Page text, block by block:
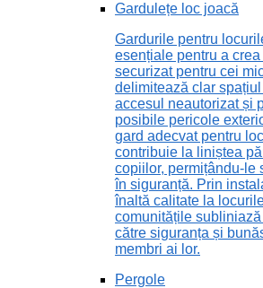
Gardulețe loc joacă
Gardurile pentru
esențiale pentru a
securizat pentru cei
delimitează clar
accesul neautorizat și
posibile pericole
gard adecvat pentru
contribuie la liniștea
copiilor, permițându-le
în siguranță. Prin
înaltă calitate la
comunitățile
către siguranța și
membri ai lor.
Pergole